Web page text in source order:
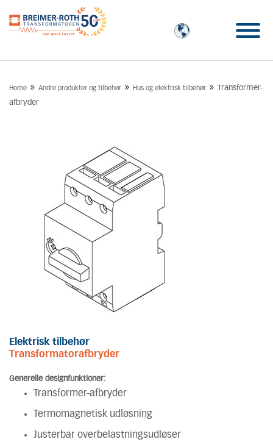
Home » Andre produkter og tilbehør » Hus og elektrisk tilbehør » Transformer-
afbryder
Elektrisk tilbehør
Transformatorafbryder
Generelle designfunktioner:
Transformer-afbryder
Termomagnetisk udløsning
Justerbar overbelastningsudløser